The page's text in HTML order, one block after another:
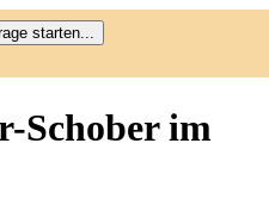
Schober im